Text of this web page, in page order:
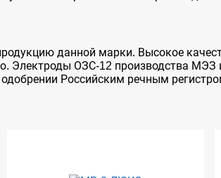
данной марки. Высокое
Электроды ОЗС-12 производства
Российским речным